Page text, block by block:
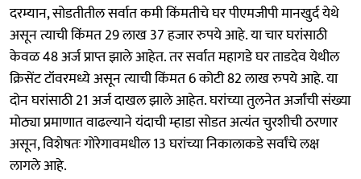
दरम्यान, सोडतीतील सर्वात कमी किंमतीचे घर पीएमजीपी मानखुर्द येथे
असून त्याची किंमत 29 लाख 37 हजार रुपये आहे. या चार घरांसाठी
केवळ 48 अर्ज प्राप्त झाले आहेत. तर सर्वात महागडे घर ताडदेव येथील
क्रिसेंट टॉवरमध्ये असून त्याची किंमत 6 कोटी 82 लाख रुपये आहे. या
दोन घरांसाठी 21 अर्ज दाखल झाले आहेत. घरांच्या तुलनेत अर्जांची संख्या
मोठ्या प्रमाणात वाढल्याने यंदाची म्हाडा सोडत अत्यंत चुरशीची ठरणार
असून, विशेषतः गोरेगावमधील 13 घरांच्या निकालाकडे सर्वांचे लक्ष
लागले आहे.